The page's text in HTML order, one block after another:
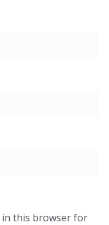
in this browser for